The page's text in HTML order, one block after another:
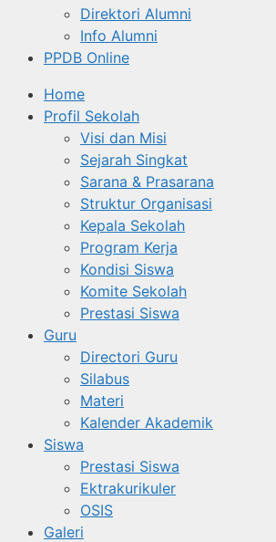
Direktori Alumni
Info Alumni
PPDB Online
Home
Profil Sekolah
Visi dan Misi
Sejarah Singkat
Sarana & Prasarana
Struktur Organisasi
Kepala Sekolah
Program Kerja
Kondisi Siswa
Komite Sekolah
Prestasi Siswa
Guru
Directori Guru
Silabus
Materi
Kalender Akademik
Siswa
Prestasi Siswa
Ektrakurikuler
OSIS
Galeri